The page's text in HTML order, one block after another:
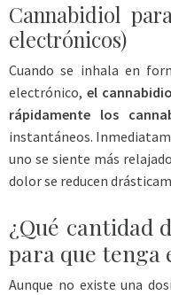
Cannabidiol
electrónicos)
Cuando se inhala en
electrónico, el
rápidamente los
instantáneos.
uno se siente más
dolor se reducen
¿Qué cantidad
para que tenga
Aunque no existe una